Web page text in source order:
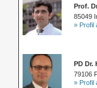
Prof.
85049
» Profil
PD Dr.
79106
» Profil